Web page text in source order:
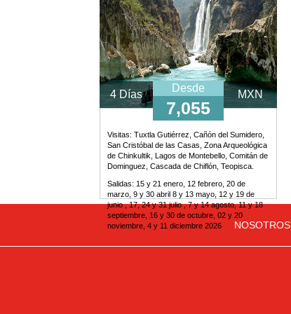
4 Días
Desde
7,055
MXN
Visitas: Tuxtla Gutiérrez, Cañón del Sumidero,
San Cristóbal de las Casas, Zona Arqueológica
de Chinkultik, Lagos de Montebello, Comitán de
Dominguez, Cascada de Chiflón, Teopisca.
Salidas: 15 y 21 enero, 12 febrero, 20 de
marzo, 9 y 30 abril 8 y 13 mayo, 12 y 19 de
junio , 17, 24 y 31 julio , 7 y 14 agosto, 11 y 18
septiembre, 16 y 30 de octubre, 02 y 20
noviembre, 4 y 11 diciembre 2026
NOSOTROS